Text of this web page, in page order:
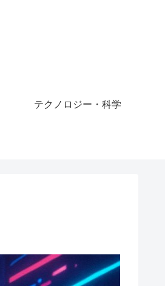
テクノロジー・科学